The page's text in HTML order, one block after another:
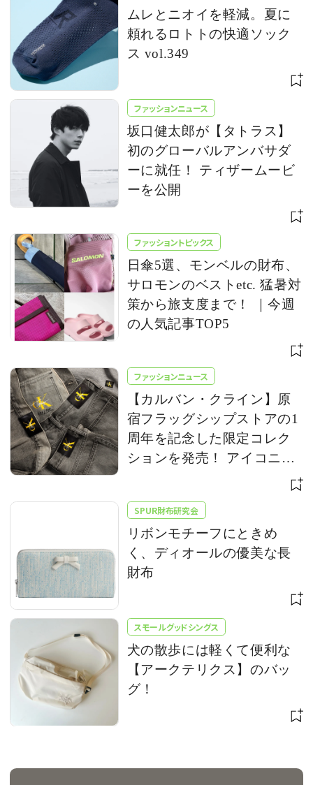
ムレとニオイを軽減。夏に
頼れるロトトの快適ソック
ス vol.349
ファッションニュース
坂口健太郎が【タトラス】
初のグローバルアンバサダ
ーに就任！ ティザームービ
ーを公開
ファッショントピックス
日傘5選、モンベルの財布、
サロモンのベストetc. 猛暑対
策から旅支度まで！ ｜今週
の人気記事TOP5
ファッションニュース
【カルバン・クライン】原
宿フラッグシップストアの1
周年を記念した限定コレク
ションを発売！ アイコニッ
クな「CK」ロゴをアップデ
SPUR財布研究会
リボンモチーフにときめ
く、ディオールの優美な長
財布
スモールグッドシングス
犬の散歩には軽くて便利な
【アークテリクス】のバッ
グ！